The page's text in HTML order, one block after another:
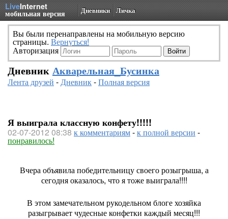
LiveInternet
мобильная версия Дневники Личка
Вы были перенаправлены на мобильную версию
страницы. Вернуться!
Авторизация
Дневник Акварельная_Бусинка
Лента друзей -Дневник-Полная версия
Я выиграла классную конфету!!!!!
02-07-2012 08:38 к комментариям-к полной версии -
понравилось!
Вчера объявила победительницу своего розыгрыша, а
сегодня оказалось, что я тоже выиграла!!!!
В этом замечательном рукодельном блоге хозяйка
разыгрывает чудесные конфетки каждый месяц!!!